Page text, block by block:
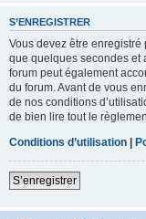
S’ENREGISTRER
Vous devez être enregistré
que quelques secondes et
forum peut également
du forum. Avant de vous
de nos conditions
de bien lire tout le
Conditions d’utilisation |
S’enregistrer